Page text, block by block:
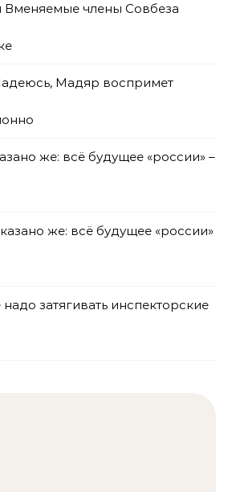
Вменяемые члены Совбеза
Мадяр воспримет
же: всё будущее «россии» –
же: всё будущее «россии»
затягивать инспекторские